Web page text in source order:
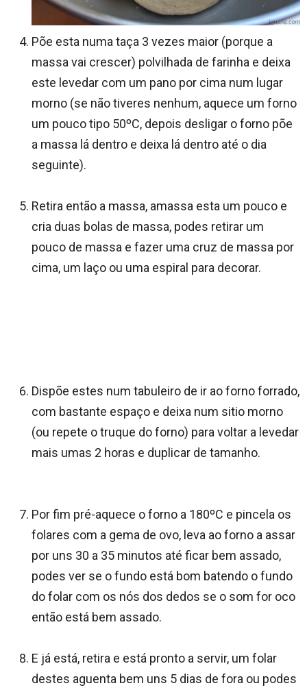
Põe esta numa taça 3 vezes maior (porque a
massa vai crescer) polvilhada de farinha e deixa
este levedar com um pano por cima num lugar
morno (se não tiveres nenhum, aquece um forno
um pouco tipo 50ºC, depois desligar o forno põe
a massa lá dentro e deixa lá dentro até o dia
seguinte).
Retira então a massa, amassa esta um pouco e
cria duas bolas de massa, podes retirar um
pouco de massa e fazer uma cruz de massa por
cima, um laço ou uma espiral para decorar.
Dispõe estes num tabuleiro de ir ao forno forrado,
com bastante espaço e deixa num sitio morno
(ou repete o truque do forno) para voltar a levedar
mais umas 2 horas e duplicar de tamanho.
Por fim pré-aquece o forno a 180ºC e pincela os
folares com a gema de ovo, leva ao forno a assar
por uns 30 a 35 minutos até ficar bem assado,
podes ver se o fundo está bom batendo o fundo
do folar com os nós dos dedos se o som for oco
então está bem assado.
E já está, retira e está pronto a servir, um folar
destes aguenta bem uns 5 dias de fora ou podes